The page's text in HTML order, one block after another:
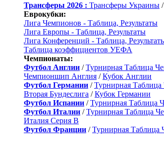
Трансферы 2026 : Трансферы Украины /
Еврокубки:
Лига Чемпионов - Таблица, Результаты
Лига Европы - Таблица, Результаты
Лига Конференций - Таблица,
Таблица коэффициентов УЕФА
Чемпионаты:
Футбол Англии /Турнирная Таблица
Чемпионшип Англия /Кубок Англии
Футбол Германии /Турнирная
Вторая Бундеслига /Кубок Германии
Футбол Испании /Турнирная Таблица
Футбол Италии /Турнирная Таблица
Италия Серия B
Футбол Франции /Турнирная Таблица